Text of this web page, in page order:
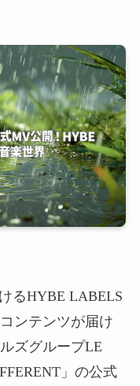
るHYBE LABELS
ンテンツが届け
ズグループLE
」の公式